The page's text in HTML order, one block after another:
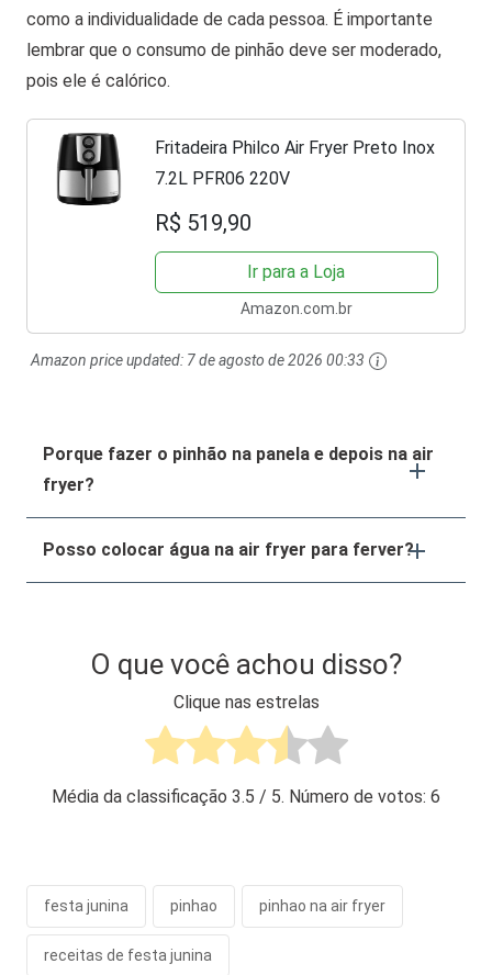
como a individualidade de cada pessoa. É importante
lembrar que o consumo de pinhão deve ser moderado,
pois ele é calórico.
Fritadeira Philco Air Fryer Preto Inox
7.2L PFR06 220V
R$ 519,90
Ir para a Loja
Amazon.com.br
Amazon price updated: 7 de agosto de 2026 00:33
Porque fazer o pinhão na panela e depois na air
fryer?
Posso colocar água na air fryer para ferver?
O que você achou disso?
Clique nas estrelas
Média da classificação 3.5 / 5. Número de votos: 6
festa junina pinhao pinhao na air fryer
receitas de festa junina